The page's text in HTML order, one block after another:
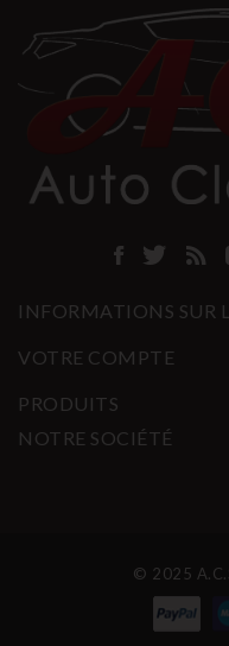
INFORMATIONS SUR
VOTRE COMPTE
PRODUITS
NOTRE SOCIÉTÉ
© 2025